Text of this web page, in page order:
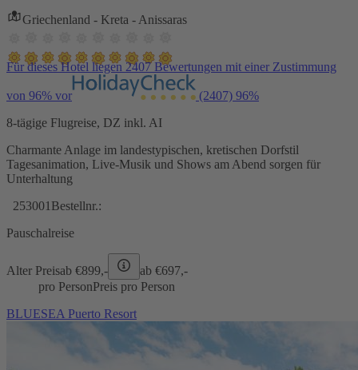
Griechenland - Kreta - Anissaras
Für dieses Hotel liegen 2407 Bewertungen mit einer Zustimmung
von 96% vor (2407) 96%
8-tägige Flugreise, DZ inkl. AI
Charmante Anlage im landestypischen, kretischen Dorfstil
Tagesanimation, Live-Musik und Shows am Abend sorgen für
Unterhaltung
253001 Bestellnr.:
Pauschalreise
Alter Preisab €899,- ab €697,-
pro PersonPreis pro Person
BLUESEA Puerto Resort